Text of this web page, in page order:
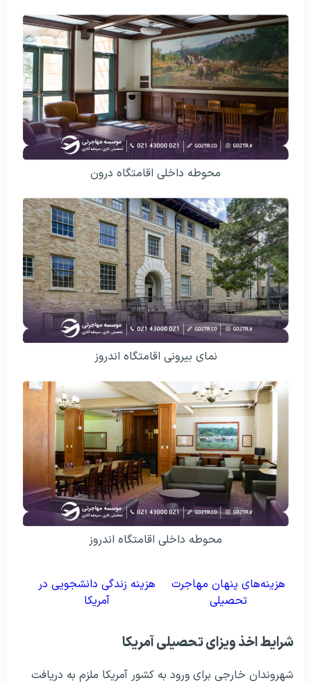
محوطه داخلی اقامتگاه درون
نمای بیرونی اقامتگاه اندروز
محوطه داخلی اقامتگاه اندروز
هزینه‌های پنهان مهاجرت
تحصیلی
هزینه زندگی دانشجویی در
آمریکا
شرایط اخذ ویزای تحصیلی آمریکا
شهروندان خارجی برای ورود به کشور آمریکا ملزم به دریافت